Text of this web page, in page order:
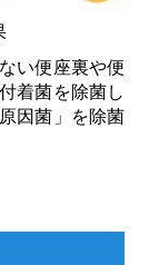
い便座裏や便
着菌を除菌し
因菌」を除菌